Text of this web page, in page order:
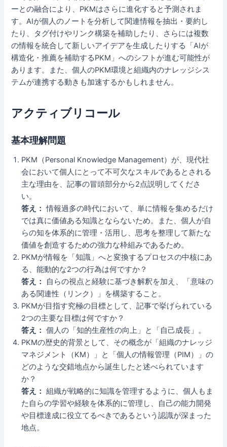
ーとの融合により、PKMはさらに進化すると予測されま
す。AIが個人のノートを分析して関連情報を抽出・要約し
たり、タグ付けやリンク構築を補助したり、さらには複数
の情報を統合して新しいアイデアを生成したりする「AIが
構造化・推薦を補助するPKM」へのシフトが進む可能性が
あります。また、個人のPKM環境と組織内のナレッジシス
テムが連携する動きも加速するかもしれません。
アクティブリコール
基本理解問題
PKM（Personal Knowledge Management）が、現代社
会において個人にとって不可欠なスキルであるとされる
主な理由を、記事の冒頭部分から2点説明してくださ
い。
答え： 情報過多の時代において、単に情報を集めるだけ
では真に価値ある知識とならないため。また、個人が自
らの知を体系的に管理・活用し、思考を整理して新たな
価値を創造するための強力な枠組みであるため。
PKMが情報を「知識」へと変換するプロセスの中核にあ
る、能動的な2つの行為は何ですか？
答え：
自らの視点と経験に基づき解釈を加え、「意味の
ある関連性（リンク）」を構築すること。
PKMが目指す究極の目標として、記事で挙げられている
2つの主要な目標は何ですか？
答え： 個人の「知的生産性の向上」と「自己成長」。
PKMの歴史的背景として、その概念が「組織のナレッジ
マネジメント（KM）」と「個人の情報管理（PIM）」の
どのような交錯地点から誕生したと述べられています
か？
答え： 組織が戦略的に知識を管理するように、個人もま
た自らの学習や経験を体系的に管理し、自己の能力開発
や目標達成に役立てるべきであるという認識が深まった
地点。